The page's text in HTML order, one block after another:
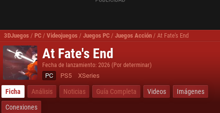
3DJuegos / PC / Videojuegos / Juegos PC / Juegos Acción / At Fate's End
At Fate's End
Fecha de lanzamiento: 2026 (Por determinar)
PC PS5 XSeries
Ficha Análisis Noticias Guía Completa Videos
Imágenes
Conexiones